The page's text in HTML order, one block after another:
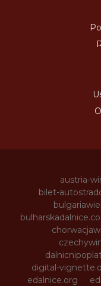
austria-
bilet-
digital-
edalnice.org